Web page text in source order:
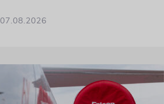
07.08.2026